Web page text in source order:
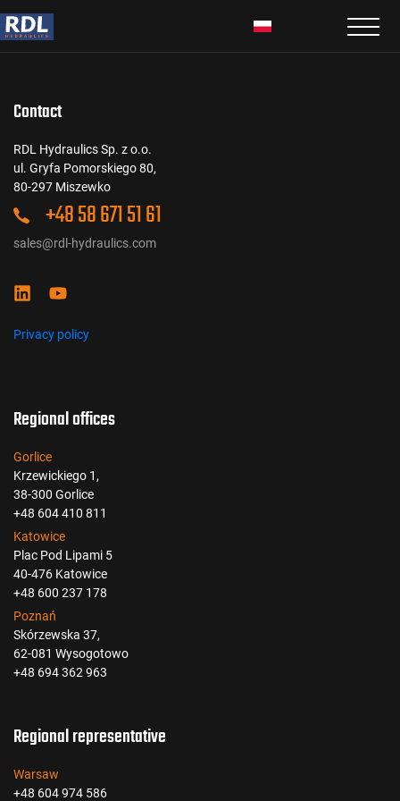
Contact
RDL Hydraulics Sp. z o.o.
ul. Gryfa Pomorskiego 80,
80-297 Miszewko
+48 58 671 51 61
sales@rdl-hydraulics.com
Privacy policy
Regional offices
Gorlice
Krzewickiego 1,
38-300 Gorlice
+48 604 410 811
Katowice
Plac Pod Lipami 5
40-476 Katowice
+48 600 237 178
Poznań
Skórzewska 37,
62-081 Wysogotowo
+48 694 362 963
Regional representative
Warsaw
+48 604 974 586